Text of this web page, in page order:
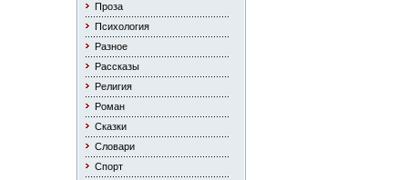
Проза
Психология
Разное
Рассказы
Религия
Роман
Сказки
Словари
Спорт